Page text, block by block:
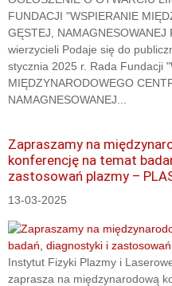
FUNDACJI "WSPIERANIE
GĘSTEJ,
wierzycieli Podaje się do
stycznia 2025 r. Rada Fundacji
MIĘDZYNARODOWEGO
NAMAGNESOWANEJ...
Zapraszamy na
konferencję na temat
zastosowań plazmy –
13-03-2025
Instytut Fizyki Plazmy i
zaprasza na międzynarodową